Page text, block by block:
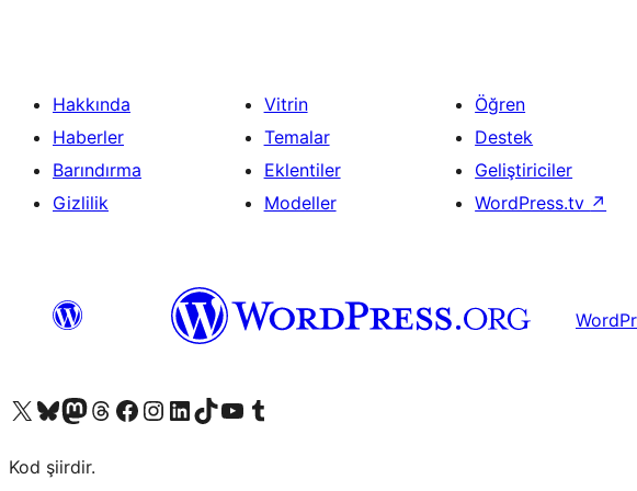
Hakkında
Haberler
Barındırma
Gizlilik
Vitrin
Temalar
Eklentiler
Modeller
Öğren
Destek
Geliştiriciler
WordPress.tv ↗
X (eski Twitter) hesabımıza bakın
Bluesky hesabımızı ziyaret edinMastodon hesabımızı ziyaret edinThreads hesabımızı ziyaret edinFacebook sayfamızı ziyaret edinInstagram hesabımızı ziyaret edinLinkedIn hesabımızı ziyaret edinTikTok hesabımızı ziyaret edinYouTube kanalımızı ziyaret edinTumblr hesabımızı ziyaret edin
Kod şiirdir.